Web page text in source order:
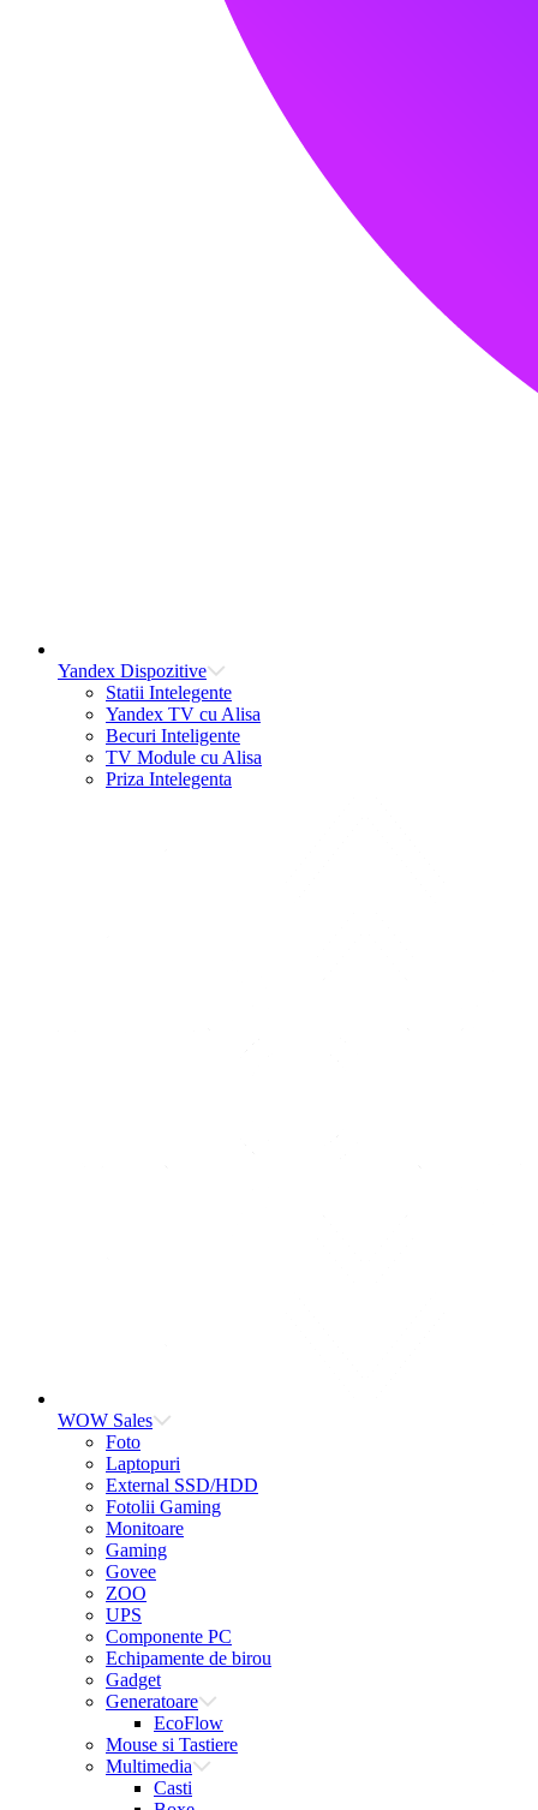
Yandex Dispozitive
Statii Intelegente
Yandex TV cu Alisa
Becuri Inteligente
TV Module cu Alisa
Priza Intelegenta
WOW Sales
Foto
Laptopuri
External SSD/HDD
Fotolii Gaming
Monitoare
Gaming
Govee
ZOO
UPS
Componente PC
Echipamente de birou
Gadget
Generatoare
EcoFlow
Mouse si Tastiere
Multimedia
Casti